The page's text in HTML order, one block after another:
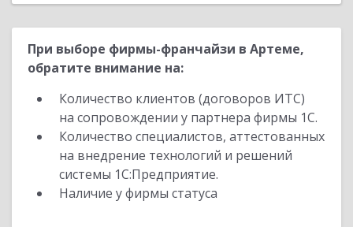
При выборе фирмы-франчайзи в Артеме,
обратите внимание на:
Количество клиентов (договоров ИТС)
на сопровождении у партнера фирмы 1С.
Количество специалистов, аттестованных
на внедрение технологий и решений
системы 1С:Предприятие.
Наличие у фирмы статуса